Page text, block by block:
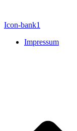
Icon-bank1
Impressum